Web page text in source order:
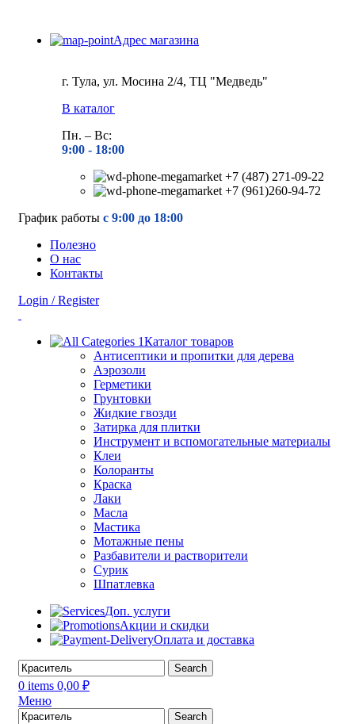
Адрес магазина
г. Тула, ул. Мосина 2/4, ТЦ "Медведь"
В каталог
Пн. – Вс:
9:00 - 18:00
+7 (487) 271-09-22
+7 (961)260-94-72
График работы с 9:00 до 18:00
Полезно
О нас
Контакты
Login / Register
Каталог товаров
Антисептики и пропитки для дерева
Аэрозоли
Герметики
Грунтовки
Жидкие гвозди
Затирка для плитки
Инструмент и вспомогательные материалы
Клеи
Колоранты
Краска
Лаки
Масла
Мастика
Мотажные пены
Разбавители и растворители
Сурик
Шпатлевка
Доп. услуги
Акции и скидки
Оплата и доставка
Search
0 items 0,00 ₽
Меню
Search